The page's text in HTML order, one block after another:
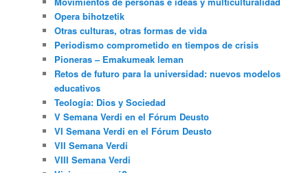
Opera bihotzetik
Otras culturas, otras formas de vida
Periodismo comprometido en tiempos de crisis
Pioneras – Emakumeak leman
Retos de futuro para la universidad: nuevos modelos
educativos
Teología: Dios y Sociedad
V Semana Verdi en el Fórum Deusto
VI Semana Verdi en el Fórum Deusto
VII Semana Verdi
VIII Semana Verdi